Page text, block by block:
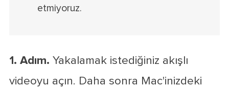
etmiyoruz.
1. Adım. Yakalamak istediğiniz akışlı
videoyu açın. Daha sonra Mac'inizdeki